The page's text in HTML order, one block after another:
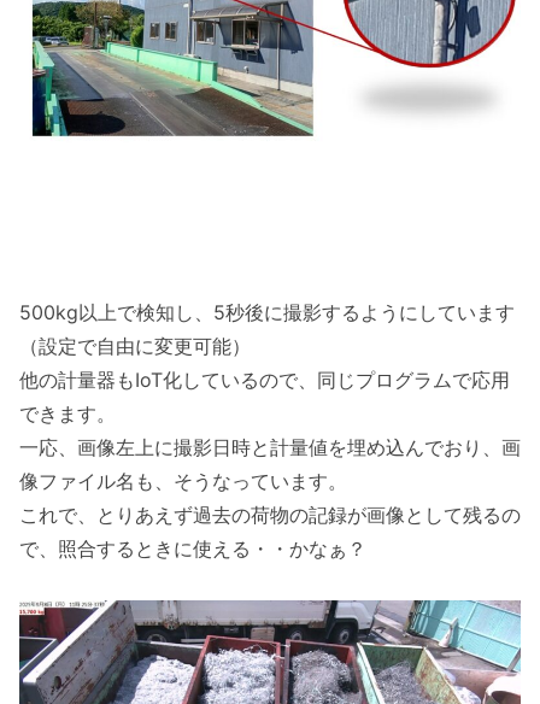
500kg以上で検知し、5秒後に撮影するようにしています
（設定で自由に変更可能）
他の計量器もIoT化しているので、同じプログラムで応用
できます。
一応、画像左上に撮影日時と計量値を埋め込んでおり、画
像ファイル名も、そうなっています。
これで、とりあえず過去の荷物の記録が画像として残るの
で、照合するときに使える・・かなぁ？